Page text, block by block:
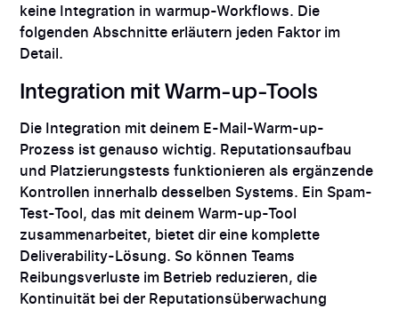
keine Integration in warmup-Workflows. Die
folgenden Abschnitte erläutern jeden Faktor im
Detail.
Integration mit Warm-up-Tools
Die Integration mit deinem E-Mail-Warm-up-
Prozess ist genauso wichtig. Reputationsaufbau
und Platzierungstests funktionieren als ergänzende
Kontrollen innerhalb desselben Systems. Ein Spam-
Test-Tool, das mit deinem Warm-up-Tool
zusammenarbeitet, bietet dir eine komplette
Deliverability-Lösung. So können Teams
Reibungsverluste im Betrieb reduzieren, die
Kontinuität bei der Reputationsüberwachung